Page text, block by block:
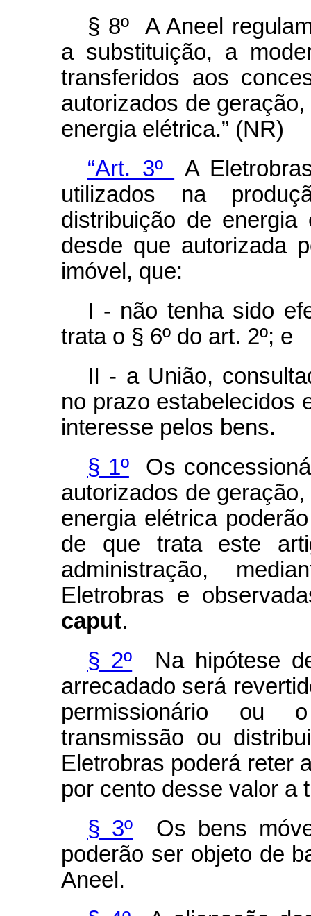
§ 8º A Aneel
a substituição, a
transferidos aos
autorizados de
energia elétrica.” (NR)
“Art. 3º
A
utilizados na
distribuição de
desde que autorizada
imóvel, que:
I - não tenha sido
trata o § 6º do art. 2º; e
II - a União,
no prazo estabelecidos
interesse pelos bens.
§ 1ºOs
autorizados de
energia elétrica
de que trata este
administração,
Eletrobras e
caput.
§ 2º Na hipótese
arrecadado será
permissionário ou
transmissão ou
Eletrobras poderá reter
por cento desse valor a
§ 3º Os bens
poderão ser objeto de
Aneel.